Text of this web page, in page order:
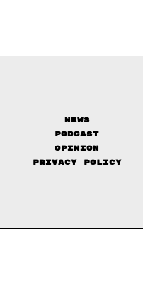
News
Podcast
Opinion
Privacy Policy